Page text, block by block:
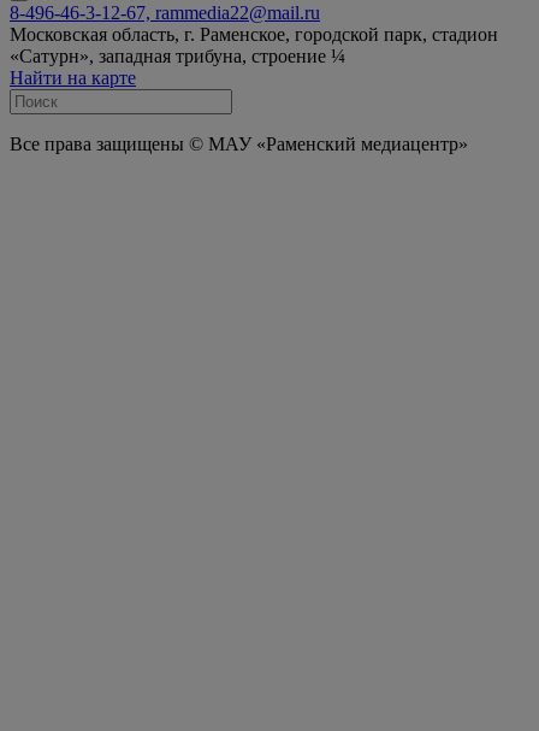
8-496-46-3-12-67, rammedia22@mail.ru
Московская область, г. Раменское, городской парк, стадион
«Сатурн», западная трибуна, строение ¼
Найти на карте
Все права защищены © МАУ «Раменский медиацентр»